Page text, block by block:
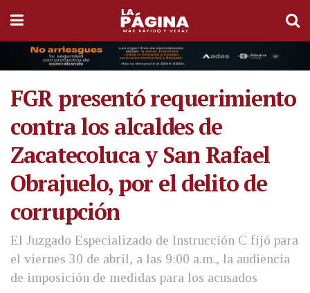
FGR presentó requerimiento
contra los alcaldes de
Zacatecoluca y San Rafael
Obrajuelo, por el delito de
corrupción
El Juzgado Especializado de Instrucción C fijó para
el viernes 30 de abril, a las 9:00 a.m., la audiencia
de imposición de medidas para los acusados